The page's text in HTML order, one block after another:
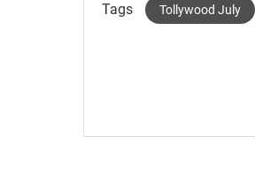
Tags Tollywood July